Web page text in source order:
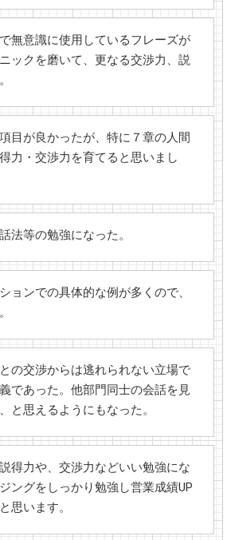
無意識に使用しているフレーズが
ックを磨いて、更なる交渉力、説
目が良かったが、特に７章の人間
力・交渉力を育てると思いまし
法等の勉強になった。
ョンでの具体的な例が多くので、
の交渉からは逃れられない立場で
であった。他部門同士の会話を見
と思えるようにもなった。
得力や、交渉力などいい勉強にな
ングをしっかり勉強し営業成績UP
思います。